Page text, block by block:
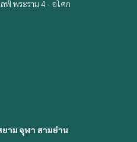
ฟ์ พระราม 4 - อโศก
ยาม จุฬา สามย่าน